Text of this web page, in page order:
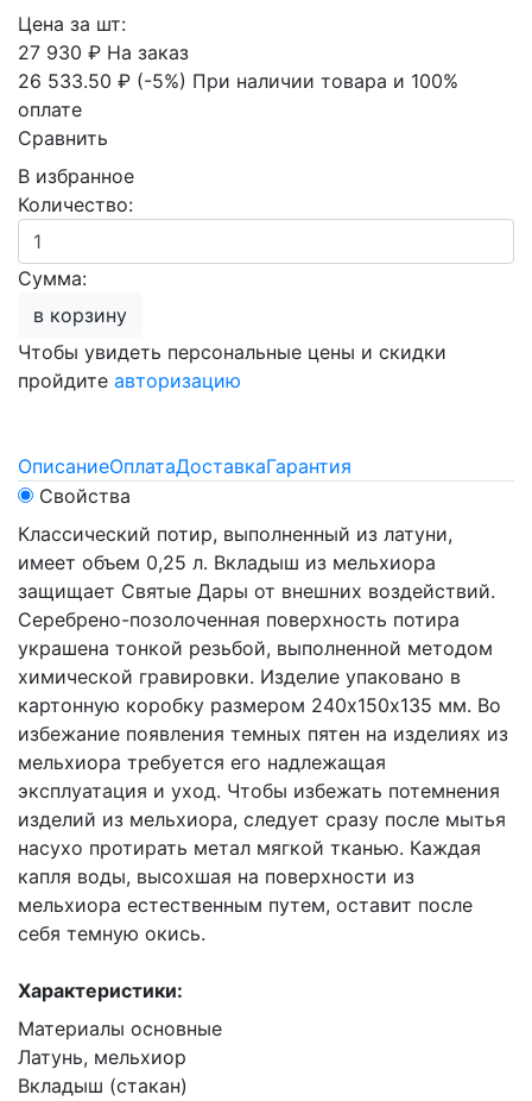
Цена за шт:
27 930 ₽ На заказ
26 533.50 ₽ (-5%) При наличии товара и 100%
оплате
Сравнить
В избранное
Количество:
Сумма:
в корзину
Чтобы увидеть персональные цены и скидки
пройдите авторизацию
ОписаниеОплатаДоставкаГарантия
Свойства
Классический потир, выполненный из латуни,
имеет объем 0,25 л. Вкладыш из мельхиора
защищает Святые Дары от внешних воздействий.
Серебрено-позолоченная поверхность потира
украшена тонкой резьбой, выполненной методом
химической гравировки. Изделие упаковано в
картонную коробку размером 240х150х135 мм. Во
избежание появления темных пятен на изделиях из
мельхиора требуется его надлежащая
эксплуатация и уход. Чтобы избежать потемнения
изделий из мельхиора, следует сразу после мытья
насухо протирать метал мягкой тканью. Каждая
капля воды, высохшая на поверхности из
мельхиора естественным путем, оставит после
себя темную окись.
Характеристики:
Материалы основные
Латунь, мельхиор
Вкладыш (стакан)